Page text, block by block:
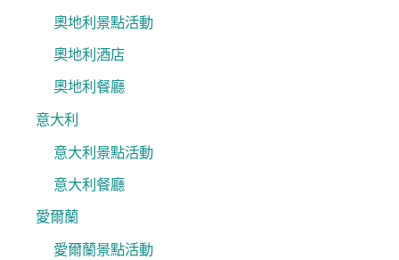
奧地利景點活動
奧地利酒店
奧地利餐廳
意大利
意大利景點活動
意大利餐廳
愛爾蘭
愛爾蘭景點活動